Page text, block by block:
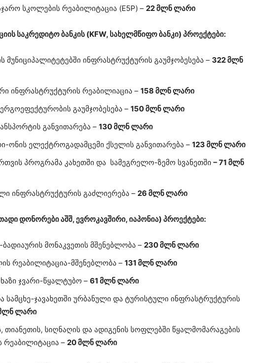
სკოლების რეაბილიტაცია (E5P) – 22 მლნ ლარი
საკრედიტო ბანკის (KFW, სახელმწიფო ბანკი) პროექტები:
მუნიციპალიტეტებში ინფრასტრუქტურის გაუმჯობესება – 322 მლნ
ინფრასტრუქტურის რეაბილიაცია – 158 მლნ ლარი
გაუმჯობესება – 150 მლნ ლარი
განვითარება – 130 მლნ ლარი
ონის ელექტროგადამცემი ქსელის განვითარება – 123 მლნ ლარი
პროგრამა კახეთში და სამეგრელო-ზემო სვანეთში – 71 მლნ
ინფრასტრუქტურის გაძლიერება – 26 მლნ ლარი
დონორები აშშ, ევროკავშირი, იაპონია) პროექტები:
მონაკვეთის მშენებლობა – 230 მლნ ლარი
რეაბილიტაცია-მშენებლობა – 131 მლნ ლარი
ჯვარი-წყალტუბო – 61 მლნ ლარი
სამცხე-ჯავახეთში ურბანული და ტურისტული ინფრასტრუქტურის
ლარი
თიანეთის, სიღნაღის და ადიგენის სოფლებში წყალმომარაგების
რეაბილიტაცია – 20 მლნ ლარი